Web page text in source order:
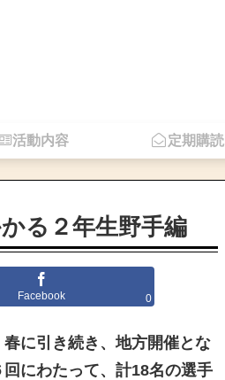
活動内容 定期購読
る２年生野手編
Facebook 0
に引き続き、地方開催とな
にわたって、計18名の選手